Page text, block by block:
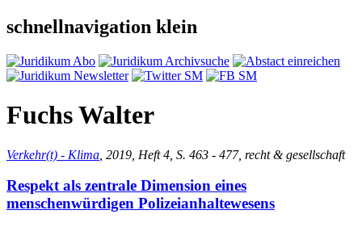
schnellnavigation klein
Fuchs Walter
Verkehr(t) - Klima , 2019, Heft 4, S. 463 - 477, recht & gesellschaft
Respekt als zentrale Dimension eines
menschenwürdigen Polizeianhaltewesens